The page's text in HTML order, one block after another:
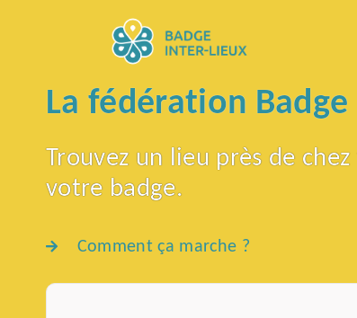
La fédération
Trouvez un lieu près de
votre badge.
Comment ça marche ?